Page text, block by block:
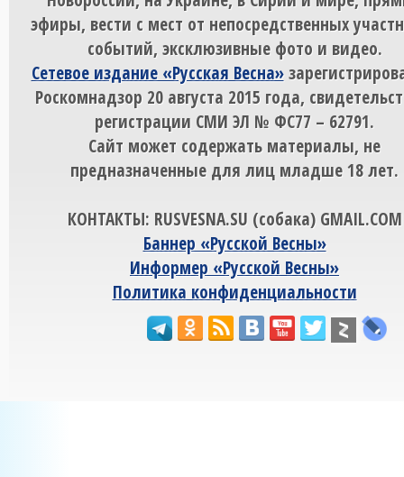
эфиры, вести с мест от непосредственных
событий, эксклюзивные фото и видео.
Сетевое издание «Русская Весна»
Роскомнадзор 20 августа 2015 года,
регистрации СМИ ЭЛ № ФС77 – 62791.
Сайт может содержать материалы, не
предназначенные для лиц младше 18 лет.
КОНТАКТЫ: RUSVESNA.SU (собака) GMAIL.COM
Баннер «Русской Весны»
Информер «Русской Весны»
Политика конфиденциальности